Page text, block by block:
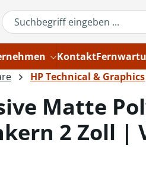
Kontakt
HP Technical & Graphics
Matte
2 Zoll |